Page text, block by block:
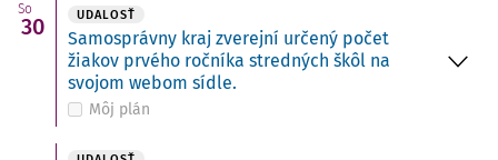
So
30 UDALOSŤ
Samosprávny kraj zverejní určený počet
žiakov prvého ročníka stredných škôl na
svojom webom sídle.
Môj plán